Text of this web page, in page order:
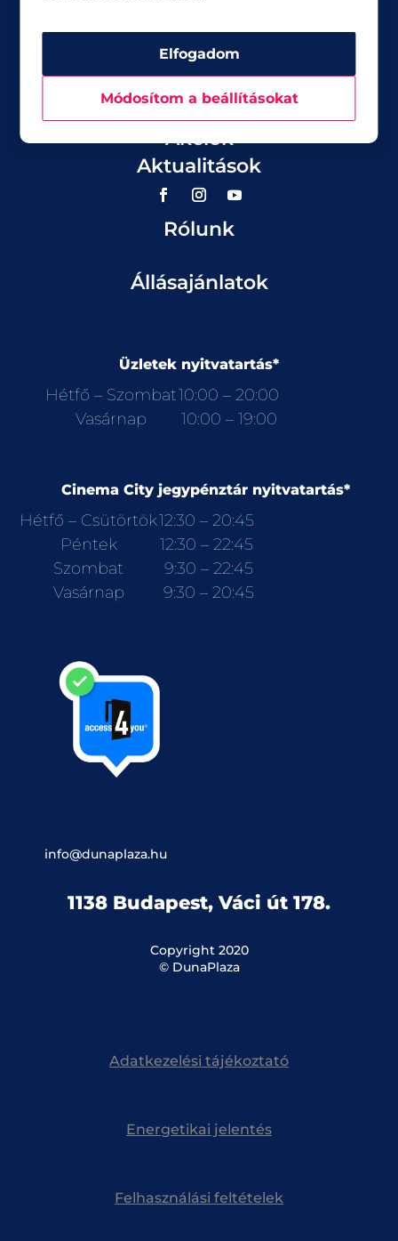
Üzletek
Akciók
Aktualitások
Rólunk
Állásajánlatok
Üzletek nyitvatartás*
Hétfő – Szombat10:00 – 20:00
Vasárnap
10:00 – 19:00
Cinema City jegypénztár nyitvatartás*
Hétfő – Csütörtök12:30 – 20:45
Péntek
12:30 – 22:45
Szombat
9:30 – 22:45
Vasárnap
9:30 – 20:45
info@dunaplaza.hu
1138 Budapest, Váci út 178.
Copyright 2020
© DunaPlaza
Adatkezelési tájékoztató
Energetikai jelentés
Felhasználási feltételek
Elfogadom
Módosítom a beállításokat